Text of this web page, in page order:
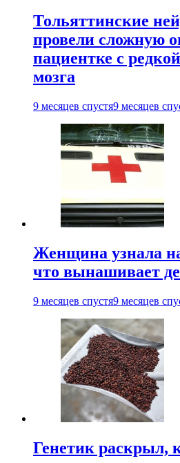
Тольяттинские
провели сложную
пациентке с
мозга
9 месяцев спустя9 месяцев
Женщина узнала
что вынашивает
9 месяцев спустя9 месяцев
Генетик раскрыл,